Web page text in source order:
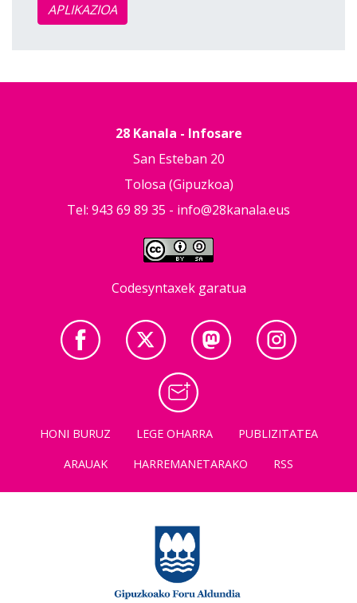
APLIKAZIOA
28 Kanala - Infosare
San Esteban 20
Tolosa (Gipuzkoa)
Tel: 943 69 89 35 - info@28kanala.eus
Codesyntaxek garatua
HONI BURUZ LEGE OHARRA
PUBLIZITATEA
ARAUAK
HARREMANETARAKO RSS